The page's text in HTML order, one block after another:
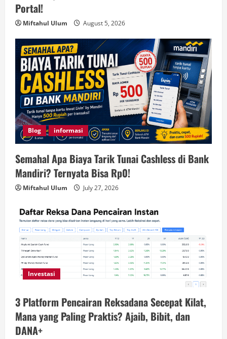
Portal!
Miftahul Ulum August 5, 2026
Blog informasi
Semahal Apa Biaya Tarik Tunai Cashless di Bank
Mandiri? Ternyata Bisa Rp0!
Miftahul Ulum July 27, 2026
Investasi
3 Platform Pencairan Reksadana Secepat Kilat,
Mana yang Paling Praktis? Ajaib, Bibit, dan
DANA+